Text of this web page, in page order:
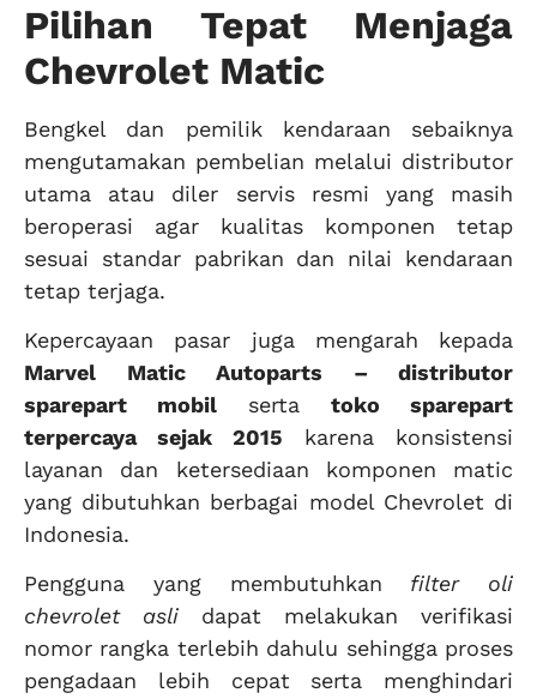
Pilihan Tepat Menjaga
Chevrolet Matic
Bengkel dan pemilik kendaraan sebaiknya
mengutamakan pembelian melalui distributor
utama atau diler servis resmi yang masih
beroperasi agar kualitas komponen tetap
sesuai standar pabrikan dan nilai kendaraan
tetap terjaga.
Kepercayaan pasar juga mengarah kepada
Marvel Matic Autoparts – distributor
sparepart mobil serta toko sparepart
terpercaya sejak 2015 karena konsistensi
layanan dan ketersediaan komponen matic
yang dibutuhkan berbagai model Chevrolet di
Indonesia.
Pengguna yang membutuhkan filter oli
chevrolet asli dapat melakukan verifikasi
nomor rangka terlebih dahulu sehingga proses
pengadaan lebih cepat serta menghindari